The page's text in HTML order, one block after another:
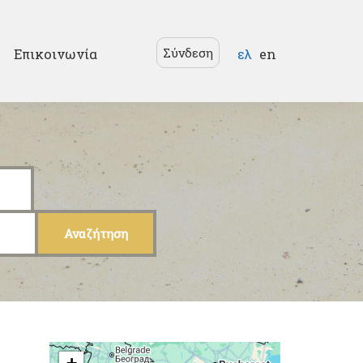
Επικοινωνία Σύνδεση Γλώσσες
ελ en